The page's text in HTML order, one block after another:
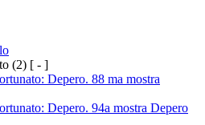
(2) [ - ]
Depero. 88 ma mostra
Depero. 94a mostra Depero